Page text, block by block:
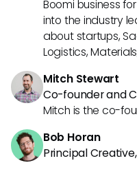
Boomi business
into the industry
about startups,
Logistics,
Mitch Stewart
Co-founder and
Mitch is the co-
Bob Horan
Principal